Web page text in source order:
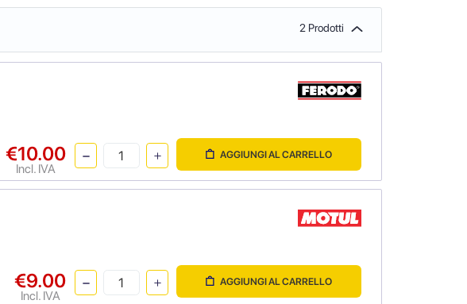
2 Prodotti
€10.00
Incl. IVA
AGGIUNGI AL CARRELLO
€9.00
Incl. IVA
AGGIUNGI AL CARRELLO